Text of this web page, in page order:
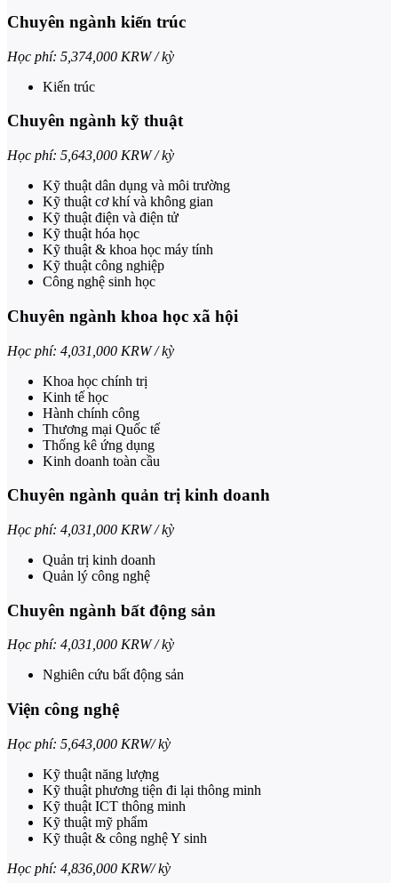
Chuyên ngành kiến trúc
Học phí: 5,374,000 KRW / kỳ
Kiến trúc
Chuyên ngành kỹ thuật
Học phí: 5,643,000 KRW / kỳ
Kỹ thuật dân dụng và môi trường
Kỹ thuật cơ khí và không gian
Kỹ thuật điện và điện tử
Kỹ thuật hóa học
Kỹ thuật & khoa học máy tính
Kỹ thuật công nghiệp
Công nghệ sinh học
Chuyên ngành khoa học xã hội
Học phí: 4,031,000 KRW / kỳ
Khoa học chính trị
Kinh tế học
Hành chính công
Thương mại Quốc tế
Thống kê ứng dụng
Kinh doanh toàn cầu
Chuyên ngành quản trị kinh doanh
Học phí: 4,031,000 KRW / kỳ
Quản trị kinh doanh
Quản lý công nghệ
Chuyên ngành bất động sản
Học phí: 4,031,000 KRW / kỳ
Nghiên cứu bất động sản
Viện công nghệ
Học phí: 5,643,000 KRW/ kỳ
Kỹ thuật năng lượng
Kỹ thuật phương tiện đi lại thông minh
Kỹ thuật ICT thông minh
Kỹ thuật mỹ phẩm
Kỹ thuật & công nghệ Y sinh
Học phí: 4,836,000 KRW/ kỳ